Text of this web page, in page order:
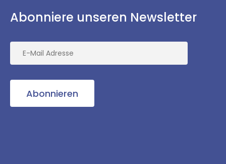
Abonniere unseren Newsletter
Abonnieren